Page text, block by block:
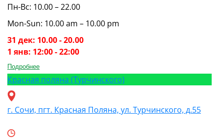
Пн-Вс: 10.00 – 22.00
Mon-Sun: 10.00 am – 10.00 pm
31 дек: 10.00 - 20.00
1 янв: 12:00 - 22:00
Подробнее
Красная поляна (Турчинского)
г. Сочи, пгт. Красная Поляна, ул. Турчинского, д.55